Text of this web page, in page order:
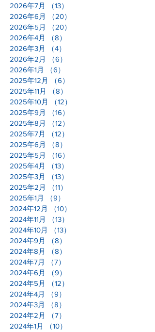
2026年7月
（13）
2026年6月
（20）
2026年5月
（20）
2026年4月
（8）
2026年3月
（4）
2026年2月
（6）
2026年1月
（6）
2025年12月
（6）
2025年11月
（8）
2025年10月
（12）
2025年9月
（16）
2025年8月
（12）
2025年7月
（12）
2025年6月
（8）
2025年5月
（16）
2025年4月
（13）
2025年3月
（13）
2025年2月
（11）
2025年1月
（9）
2024年12月
（10）
2024年11月
（13）
2024年10月
（13）
2024年9月
（8）
2024年8月
（8）
2024年7月
（7）
2024年6月
（9）
2024年5月
（12）
2024年4月
（9）
2024年3月
（8）
2024年2月
（7）
2024年1月
（10）